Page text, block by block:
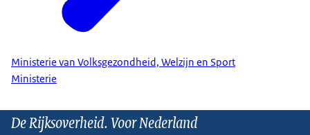
Ministerie van Volksgezondheid, Welzijn en Sport
Ministerie
De Rijksoverheid. Voor Nederland